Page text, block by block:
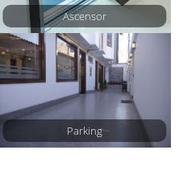
Ascensor
Parking